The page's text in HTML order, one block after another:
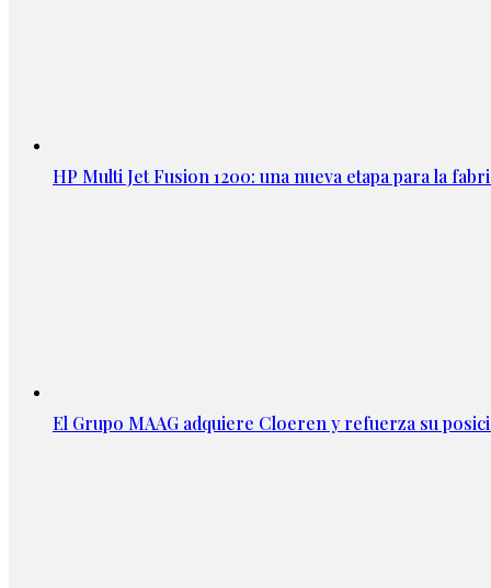
HP Multi Jet Fusion 1200: una nueva etapa para la
El Grupo MAAG adquiere Cloeren y refuerza su